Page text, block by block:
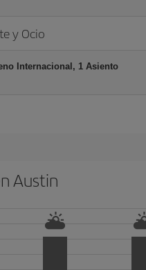
y Ocio
Internacional, 1 Asiento
Austin